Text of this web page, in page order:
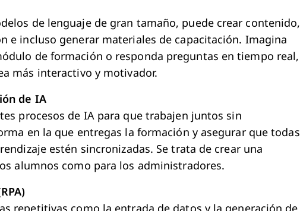
de lenguaje de gran tamaño, puede crear contenido,
e incluso generar materiales de capacitación. Imagina
de formación o responda preguntas en tiempo real,
más interactivo y motivador.
de IA
procesos de IA para que trabajen juntos sin
en la que entregas la formación y asegurar que todas
estén sincronizadas. Se trata de crear una
alumnos como para los administradores.
repetitivas como la entrada de datos y la generación de